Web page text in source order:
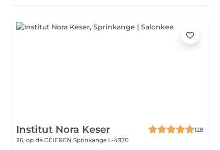
Institut Nora Keser
128
26, op de GÉIEREN Sprinkange L-4970